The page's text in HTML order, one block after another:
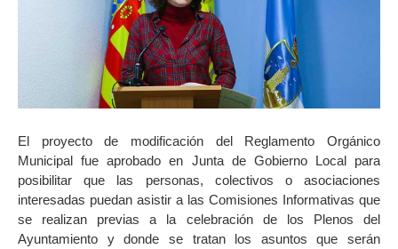
El proyecto de modificación del Reglamento Orgánico
Municipal fue aprobado en Junta de Gobierno Local para
posibilitar que las personas, colectivos o asociaciones
interesadas puedan asistir a las Comisiones Informativas que
se realizan previas a la celebración de los Plenos del
Ayuntamiento y donde se tratan los asuntos que serán